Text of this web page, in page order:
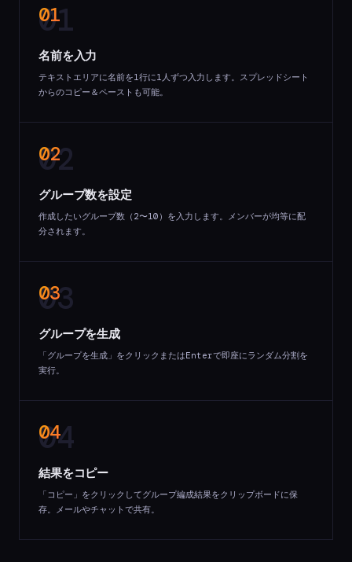
01
名前を入力
テキストエリアに名前を1行に1人ずつ入力します。スプレッドシート
からのコピー＆ペーストも可能。
02
グループ数を設定
作成したいグループ数（2〜10）を入力します。メンバーが均等に配
分されます。
03
グループを生成
「グループを生成」をクリックまたはEnterで即座にランダム分割を
実行。
04
結果をコピー
「コピー」をクリックしてグループ編成結果をクリップボードに保
存。メールやチャットで共有。